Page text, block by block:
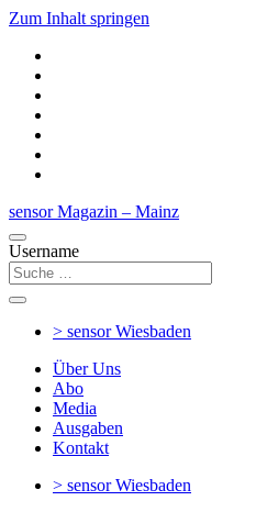
Zum Inhalt springen
sensor Magazin – Mainz
Username
> sensorWiesbaden
Über Uns
Abo
Media
Ausgaben
Kontakt
> sensorWiesbaden